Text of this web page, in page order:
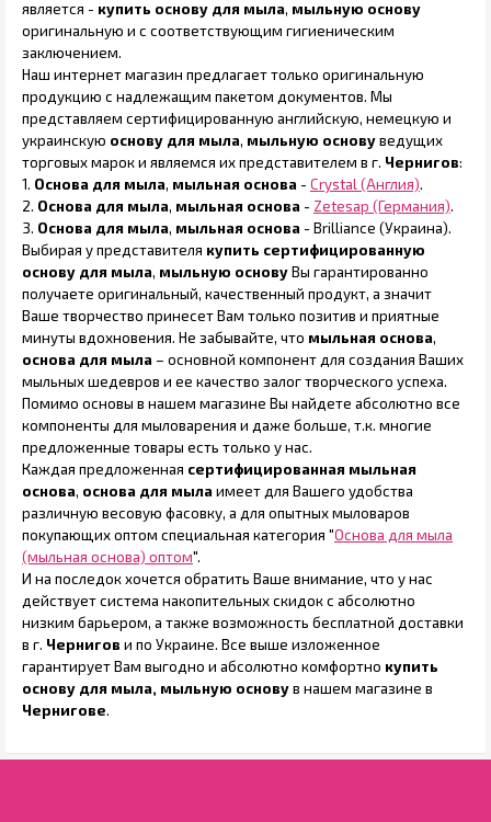
является - купить основу для мыла, мыльную основу
оригинальную и с соответствующим гигиеническим
заключением.
Наш интернет магазин предлагает только оригинальную
продукцию с надлежащим пакетом документов. Мы
представляем сертифицированную английскую, немецкую и
украинскую основу для мыла, мыльную основуведущих
торговых марок и являемся их представителем в г. Чернигов:
1. Основа для мыла, мыльная основа - Crystal (Англия).
2. Основа для мыла, мыльная основа - Zetesap (Германия).
3. Основа для мыла, мыльная основа - Brilliance (Украина).
Выбирая у представителя купить сертифицированную
основу для мыла, мыльную основуВы гарантированно
получаете оригинальный, качественный продукт, а значит
Ваше творчество принесет Вам только позитив и приятные
минуты вдохновения. Не забывайте, что мыльная основа,
основа для мыла – основной компонент для создания Ваших
мыльных шедевров и ее качество залог творческого успеха.
Помимо основы в нашем магазине Вы найдете абсолютно все
компоненты для мыловарения и даже больше, т.к. многие
предложенные товары есть только у нас.
Каждая предложенная сертифицированная мыльная
основа, основа для мыла имеет для Вашего удобства
различную весовую фасовку, а для опытных мыловаров
покупающих оптом специальная категория "Основа для мыла
(мыльная основа) оптом".
И на последок хочется обратить Ваше внимание, что у нас
действует система накопительных скидок с абсолютно
низким барьером, а также возможность бесплатной доставки
в г. Чернигов и по Украине. Все выше изложенное
гарантирует Вам выгодно и абсолютно комфортно купить
основу для мыла, мыльную основув нашем магазине в
Чернигове.